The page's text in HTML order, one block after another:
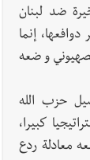
ضد لبنان
‏دوافعها، إنما
وضعه
حزب الله
كبيرا،
معادلة ردع